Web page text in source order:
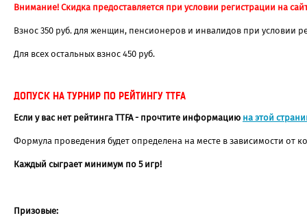
Внимание! Скидка предоставляется при условии регистрации на
Взнос 350 руб. для женщин, пенсионеров и инвалидов при условии
Для всех остальных взнос 450 руб.
ДОПУСК НА ТУРНИР ПО РЕЙТИНГУ TTFA
Если у вас нет рейтинга TTFA - прочтите информациюна этой
Формула проведения будет определена на месте в зависимости от
Каждый сыграет минимум по 5 игр!
Призовые: